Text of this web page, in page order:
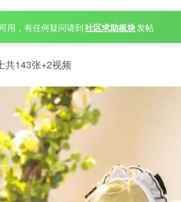
用，有任何疑问请到社区求助板块发帖
共143张+2视频